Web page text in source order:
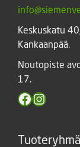
Keskuskatu
Kankaanpää.
Noutopiste
17.
Facebook